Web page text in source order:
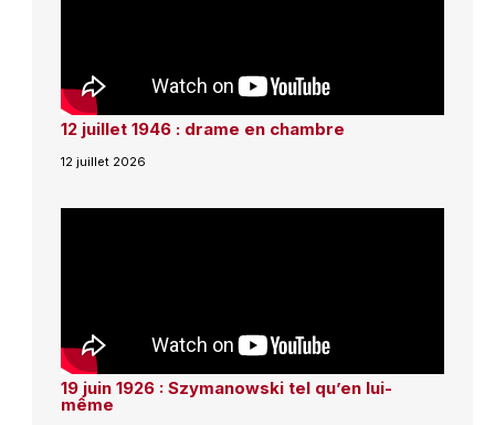
12 juillet 1946 : drame en chambre
12 juillet 2026
19 juin 1926 : Szymanowski tel qu’en lui-
même